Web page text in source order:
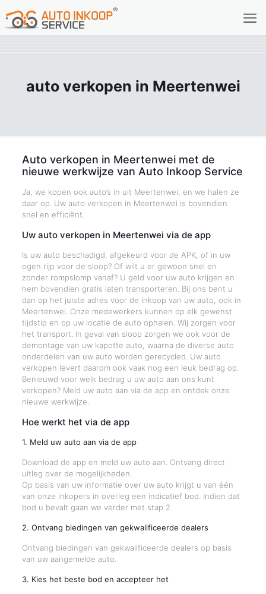
auto verkopen in Meertenwei
Auto verkopen in Meertenwei met de
nieuwe werkwijze van Auto Inkoop Service
Ja, we kopen ook auto’s in uit Meertenwei, en we halen ze
daar op. Uw auto verkopen in Meertenwei is bovendien
snel en efficiënt.
Uw auto verkopen in Meertenwei via de app
Is uw auto beschadigd, afgekeurd voor de APK, of in uw
ogen rijp voor de sloop? Of wilt u er gewoon snel en
zonder rompslomp vanaf? U geld voor uw auto krijgen en
hem bovendien gratis laten transporteren. Bij ons bent u
dan op het juiste adres voor de inkoop van uw auto, ook in
Meertenwei. Onze medewerkers kunnen op elk gewenst
tijdstip en op uw locatie de auto ophalen. Wij zorgen voor
het transport. In geval van sloop zorgen we ook voor de
demontage van uw kapotte auto, waarna de diverse auto
onderdelen van uw auto worden gerecycled. Uw auto
verkopen levert daarom ook vaak nog een leuk bedrag op.
Benieuwd voor welk bedrag u uw auto aan ons kunt
verkopen? Meld uw auto aan via de app en ontdek onze
nieuwe werkwijze.
Hoe werkt het via de app
1. Meld uw auto aan via de app
Download de app en meld uw auto aan. Ontvang direct
uitleg over de mogelijkheden.
Op basis van uw informatie over uw auto krijgt u van één
van onze inkopers in overleg een indicatief bod. Indien dat
bod u bevalt gaan we verder met stap 2.
2. Ontvang biedingen van gekwalificeerde dealers
Ontvang biedingen van gekwalificeerde dealers op basis
van uw aangemelde auto.
3. Kies het beste bod en accepteer het